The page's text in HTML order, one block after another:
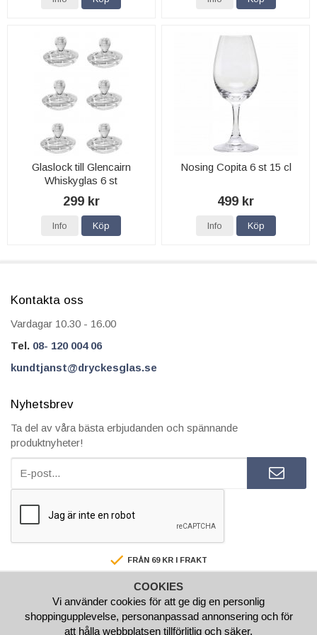
Glaslock till Glencairn
Whiskyglas 6 st
299 kr
Info Köp
Nosing Copita 6 st 15 cl
499 kr
Info Köp
Kontakta oss
Vardagar 10.30 - 16.00
Tel. 08- 120 004 06
kundtjanst@dryckesglas.se
Nyhetsbrev
Ta del av våra bästa erbjudanden och spännande
produktnyheter!
FRÅN 69 KR I FRAKT
FAKTURA/AVBETALNING
SNABBA LEVERANSER
BESTÄLL INNAN 15.00 SÅ SKICKAR VI SAMMA VARDAG
COOKIES
Vi använder cookies för att ge dig en personlig
shoppingupplevelse, personanpassad annonsering och för
att hålla webbplatsen tillförlitlig och säker.